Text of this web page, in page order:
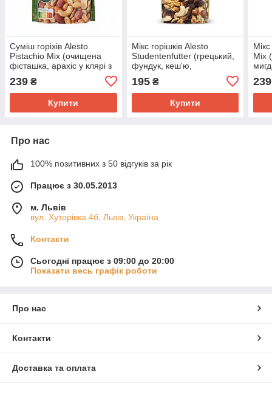
Суміш горіхів Alesto
Pistachio Mix (очищена
фісташка, арахіс у клярі з
перцю, кеш'ю, мигдаль),
200 г.
239 ₴
Купити
Мікс горішків Alesto
Studentenfutter (грецький,
фундук, кеш'ю,
бразильський, мигдаль і
родзинки), 200 г
195₴
Купити
Mix
239
Про нас
100% позитивних з 50 відгуків за рік
Працює з 30.05.2013
м. Львів
вул. Хуторівка 4б, Львів, Україна
Контакти
Сьогодні працює з 09:00 до 20:00
Показати весь графік роботи
Про нас
Контакти
Доставка та оплата